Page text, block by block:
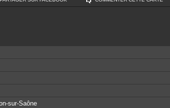
sur-Saône